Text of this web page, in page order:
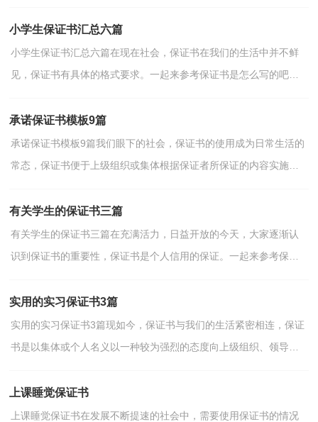
小学生保证书汇总六篇
小学生保证书汇总六篇在现在社会，保证书在我们的生活中并不鲜
见，保证书有具体的格式要求。一起来参考保证书是怎么写的吧，
承诺保证书模板9篇
承诺保证书模板9篇我们眼下的社会，保证书的使用成为日常生活的
常态，保证书便于上级组织或集体根据保证者所保证的内容实施监
有关学生的保证书三篇
有关学生的保证书三篇在充满活力，日益开放的今天，大家逐渐认
识到保证书的重要性，保证书是个人信用的保证。一起来参考保证
实用的实习保证书3篇
实用的实习保证书3篇现如今，保证书与我们的生活紧密相连，保证
书是以集体或个人名义以一种较为强烈的态度向上级组织、领导或
上课睡觉保证书
上课睡觉保证书在发展不断提速的社会中，需要使用保证书的情况